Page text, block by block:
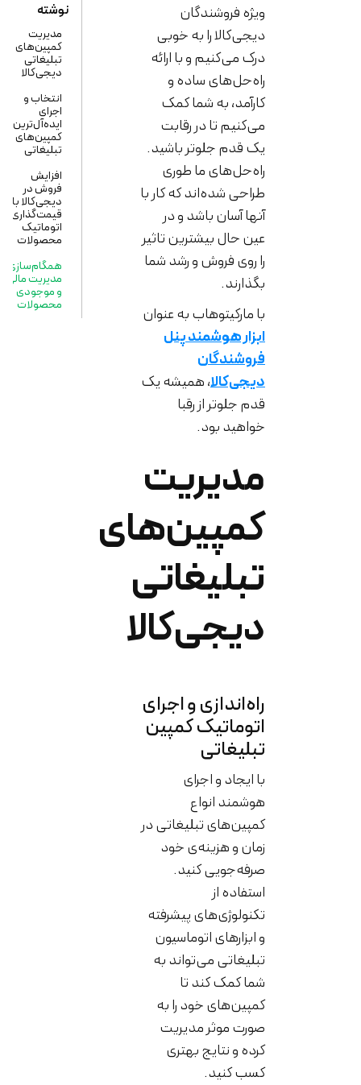
ویژه فروشندگان
دیجی‌کالا را به خوبی
درک می‌کنیم و با ارائه
راه‌حل‌های ساده و
کارآمد، به شما کمک
می‌کنیم تا در رقابت
یک قدم جلوتر باشید.
راه‌حل‌های ما طوری
طراحی شده‌اند که کار با
آنها آسان باشد و در
عین حال بیشترین تاثیر
را روی فروش و رشد شما
با مارکیتوهاب به عنوان
ابزار هوشمند پنل
فروشندگان
دیجی‌کالا، همیشه یک
قدم جلوتر از رقبا
خواهید بود.
مدیریت
کمپین‌های
تبلیغاتی
دیجی‌کالا
راه‌اندازی و اجرای
اتوماتیک کمپین
تبلیغاتی
با ایجاد و اجرای
هوشمند انواع
کمپین‌های تبلیغاتی در
زمان و هزینه‌ی خود
صرفه‌جویی کنید.
استفاده از
تکنولوژی‌های پیشرفته
و ابزارهای اتوماسیون
تبلیغاتی می‌تواند به
شما کمک کند تا
کمپین‌های خود را به
صورت موثر مدیریت
کرده و نتایج بهتری
کسب کنید.
کمپین‌های
ایده‌آل‌ترین
کمپین‌های
دیجی‌کالا با
قیمت‌گذاری
محصولات
همگام‌سازی،
مدیریت مالی
و موجودی
محصولات